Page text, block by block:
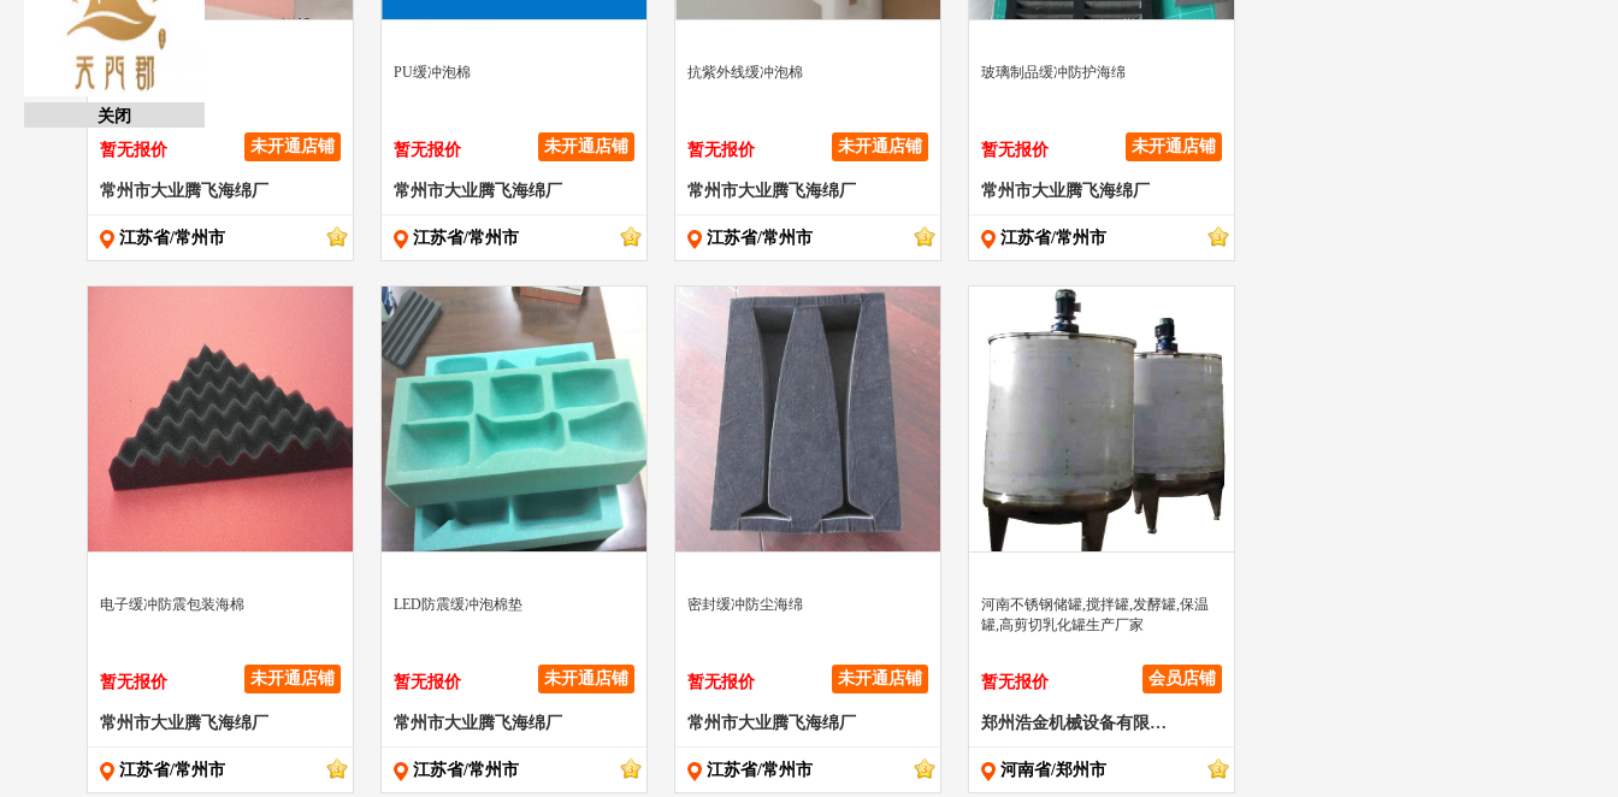
" >
聚氨酯缓冲海棉
暂无报价 未开通店铺
常州市大业腾飞海绵厂
江苏省/常州市
PU缓冲泡棉
暂无报价 未开通店铺
常州市大业腾飞海绵厂
江苏省/常州市
抗紫外线缓冲泡棉
暂无报价 未开通店铺
常州市大业腾飞海绵厂
江苏省/常州市
玻璃制品缓冲防护海绵
暂无报价 未开通店铺
常州市大业腾飞海绵厂
江苏省/常州市
电子缓冲防震包装海棉
暂无报价 未开通店铺
常州市大业腾飞海绵厂
江苏省/常州市
LED防震缓冲泡棉垫
暂无报价 未开通店铺
常州市大业腾飞海绵厂
江苏省/常州市
密封缓冲防尘海绵
暂无报价 未开通店铺
常州市大业腾飞海绵厂
江苏省/常州市
河南不锈钢储罐,搅拌罐,发酵罐,保温
罐,高剪切乳化罐生产厂家
暂无报价 会员店铺
郑州浩金机械设备有限公司
河南省/郑州市
关闭